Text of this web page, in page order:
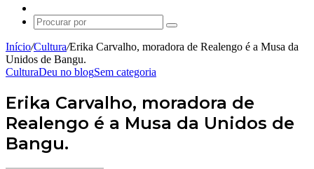
aleatório
Procurar
Início/Cultura/Erika Carvalho, moradora de Realengo é a Musa da
Unidos de Bangu.
CulturaDeu no blogSem categoria
Erika Carvalho, moradora de
Realengo é a Musa da Unidos de
Bangu.